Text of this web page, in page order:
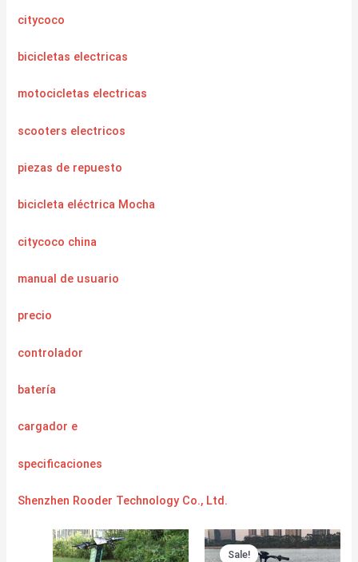
citycoco
bicicletas electricas
motocicletas electricas
scooters electricos
piezas de repuesto
bicicleta eléctrica Mocha
citycoco china
manual de usuario
precio
controlador
batería
cargador e
specificaciones
Shenzhen Rooder Technology Co., Ltd.
Sale!